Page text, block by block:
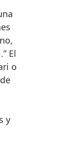
El
o
y